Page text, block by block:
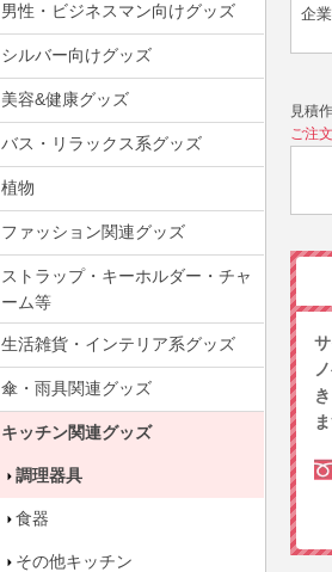
男性・ビジネスマン向けグッズ
シルバー向けグッズ
美容&健康グッズ
バス・リラックス系グッズ
植物
ファッション関連グッズ
ストラップ・キーホルダー・チャ
ーム等
生活雑貨・インテリア系グッズ
傘・雨具関連グッズ
キッチン関連グッズ
調理器具
食器
その他キッチン
企
見積
ご注